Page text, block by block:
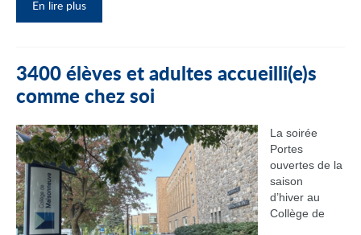
En lire plus
3400 élèves et adultes accueilli(e)s
comme chez soi
La soirée
Portes
ouvertes de la
saison
d’hiver au
Collège de